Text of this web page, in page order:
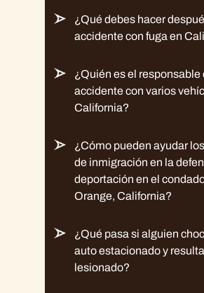
¿Qué debes hacer
accidente con fuga en
¿Quién es el responsable
accidente con varios
California?
¿Cómo pueden ayudar
de inmigración en la
deportación en el
Orange, California?
¿Qué pasa si alguien
auto estacionado y
lesionado?